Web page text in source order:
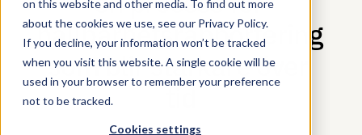
on this website and other media. To find out more
about the cookies we use, see our Privacy Policy.
If you decline, your information won’t be tracked
when you visit this website. A single cookie will be
used in your browser to remember your preference
not to be tracked.
Cookies settings
hållbarhetsrapportering
som blir starkare över
tid